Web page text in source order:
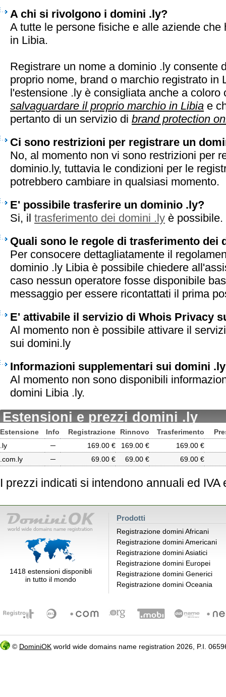
A chi si rivolgono i domini .ly?
A tutte le persone fisiche e alle aziende che
in Libia.
Registrare un nome a dominio .ly consente
proprio nome, brand o marchio registrato in
l'estensione .ly è consigliata anche a coloro
salvaguardare il proprio marchio in Libia e
pertanto di un servizio di brand protection
Ci sono restrizioni per registrare un
No, al momento non vi sono restrizioni per
dominio.ly, tuttavia le condizioni per le
potrebbero cambiare in qualsiasi momento.
E' possibile trasferire un dominio .ly?
Si, il trasferimento dei domini .ly è possibile.
Quali sono le regole di trasferimento dei
Per consocere dettagliatamente il
dominio .ly Libia è possibile chiedere
caso nessun operatore fosse disponibile
messaggio per essere ricontattati il prima
E' attivabile il servizio di Whois Privacy
Al momento non è possibile attivare il
sui domini.ly
Informazioni supplementari sui domini .ly
Al momento non sono disponibili
domini Libia .ly.
Estensioni e prezzi domini .ly
Estensione Info Registrazione Rinnovo Trasferimento
.ly
─ 169.00 € 169.00 €
169.00 €
.com.ly
─ 69.00 € 69.00 € 69.00 €
I prezzi indicati si intendono annuali ed IVA
1418 estensioni disponibli
in tutto il mondo
Prodotti
Registrazione domini Africani
Registrazione domini Americani
Registrazione domini Asiatici
Registrazione domini Europei
Registrazione domini Generici
Registrazione domini Oceania
© DominiOK world wide domains name registration 2026, P.I.